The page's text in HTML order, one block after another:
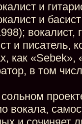
и
и
вокалист,
и писатель,
как «Sebek»,
в том
вокала,